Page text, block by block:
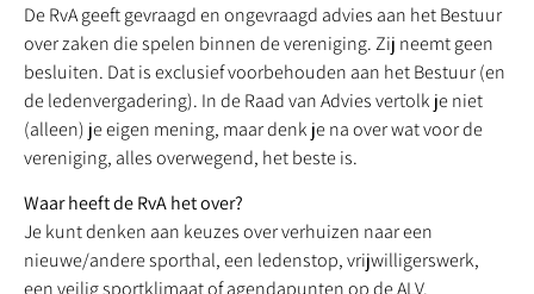
De RvA geeft gevraagd en ongevraagd advies aan het Bestuur
over zaken die spelen binnen de vereniging. Zij neemt geen
besluiten. Dat is exclusief voorbehouden aan het Bestuur (en
de ledenvergadering). In de Raad van Advies vertolk je niet
(alleen) je eigen mening, maar denk je na over wat voor de
vereniging, alles overwegend, het beste is.
Waar heeft de RvA het over?
Je kunt denken aan keuzes over verhuizen naar een
nieuwe/andere sporthal, een ledenstop, vrijwilligerswerk,
een veilig sportklimaat of agendapunten op de ALV.